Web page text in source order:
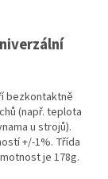
bezkontaktně
(např. teplota
u strojů).
+/-1%. Třída
je 178g.